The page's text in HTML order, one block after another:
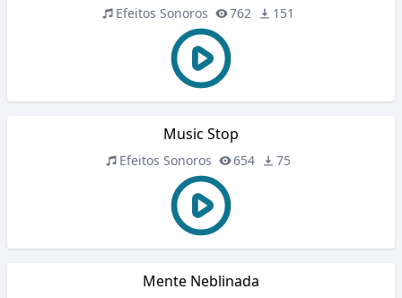
Efeitos Sonoros 762 151
Music Stop
Efeitos Sonoros 654 75
Mente Neblinada